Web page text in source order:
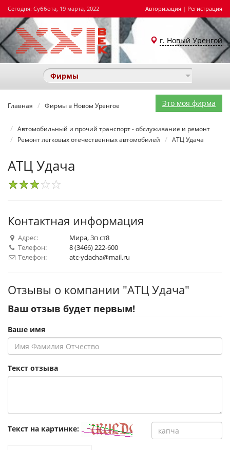
Сегодня: Суббота, 19 марта, 2022 Авторизация | Регистрация
г. Новый Уренгой
Фирмы
Это моя фирма
Главная Фирмы в Новом Уренгое
Автомобильный и прочий транспорт - обслуживание и ремонт
Ремонт легковых отечественных автомобилей
АТЦ Удача
АТЦ Удача
Контактная информация
Адрес:
Мира, 3п ст8
Телефон:
8 (3466) 222-600
Телефон:
atc-ydacha@mail.ru
Отзывы о компании "АТЦ Удача"
Ваш отзыв будет первым!
Ваше имя
Текст отзыва
Текст на картинке: